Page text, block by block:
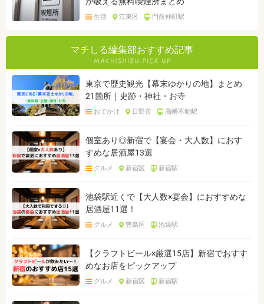
生活 江東区 門前仲町駅
マチしる編集部おすすめ記事
東京で歴史観光【幕末ゆかりの地】まとめ
21箇所｜史跡・神社・お寺
おでかけ 日野市 高幡不動駅
個室あり◎新宿で【宴会・大人数】におす
すめな居酒屋13選
グルメ 新宿区 新宿駅
池袋駅近くで【大人数×宴会】におすすめな
居酒屋11選！
グルメ 豊島区 池袋駅
【クラフトビール×厳選15店】新宿でおすす
めなお店をピックアップ
グルメ 新宿区 新宿駅